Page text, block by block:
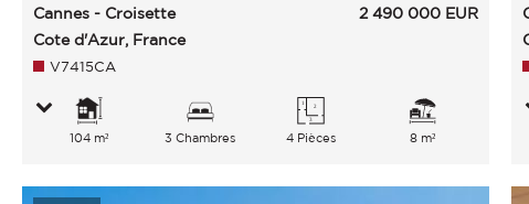
Cannes - Croisette
Cote d'Azur, France
2 490 000 EUR
V7415CA
104 m² 3 Chambres 4 Pièces 8 m²